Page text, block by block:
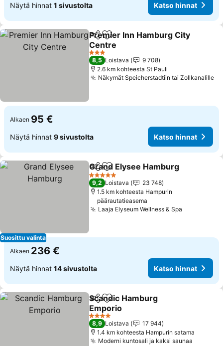
Näytä hinnat 1 sivustolta Katso hinnat
Jaa Lisää suosikkeihin
Premier Inn Hamburg City
Centre
Katso hinnat
3 Tähtiluokitus
8,5 Loistava
9 708
2.6 km kohteesta St Pauli
Näkymät Speicherstadtiin tai Zollkanalille
Alkaen 95 €
Näytä hinnat 9 sivustolta Katso hinnat
Suosittu valinta
Jaa Lisää suosikkeihin
Grand Elysee Hamburg
5 Tähtiluokitus
9,2 Loistava
23 748
1.5 km kohteesta Hampurin
päärautatieasema
Laaja Elyseum Wellness & Spa
Alkaen 236 €
Näytä hinnat 14 sivustolta Katso hinnat
Jaa Lisää suosikkeihin
Scandic Hamburg
Emporio
Katso hinnat
4 Tähtiluokitus
8,9 Loistava
17 944
1.4 km kohteesta Hampurin satama
Moderni kuntosali ja kaksi saunaa